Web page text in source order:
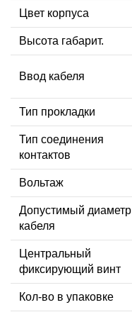
Цвет корпуса
Высота габарит.
Ввод кабеля
Тип прокладки
Тип соединения
контактов
Вольтаж
Допустимый диаметр
кабеля
Центральный
фиксирующий винт
Кол-во в упаковке